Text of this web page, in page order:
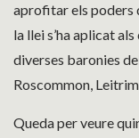
aprofitar els poders
la llei s’ha aplicat
diverses baronies
Roscommon,
Queda per veure